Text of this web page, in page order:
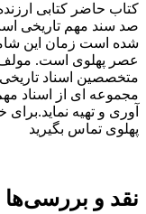
کتاب حاضر کتابی
صد سند مهم تاریخی
شده است زمان این
عصر پهلوی است. مولف
متخصصین اسناد
مجموعه ای از اسناد
آوری و تهیه
پهلوی تماس بگیرید
نقد و بررسی‌ها